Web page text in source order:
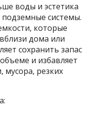
воды и эстетика
системы.
которые
дома или
сохранить запас
и избавляет
мусора, резких